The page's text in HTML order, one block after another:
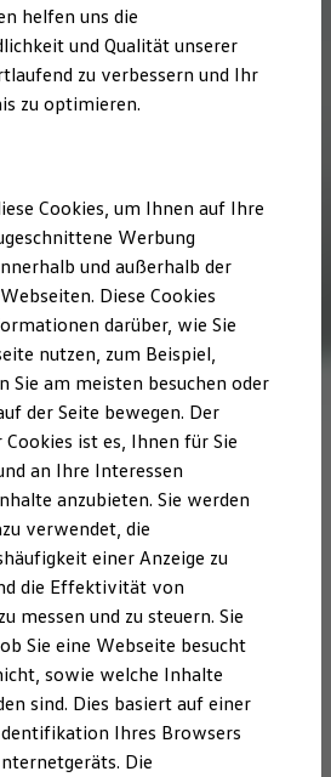
helfen uns die
und Qualität unserer
zu verbessern und Ihr
zu optimieren.
Cookies, um Ihnen auf Ihre
Werbung
und außerhalb der
Diese Cookies
darüber, wie Sie
nutzen, zum Beispiel,
Sie am meisten besuchen oder
der Seite bewegen. Der
Cookies ist es, Ihnen für Sie
an Ihre Interessen
anzubieten. Sie werden
verwendet, die
einer Anzeige zu
die Effektivität von
messen und zu steuern. Sie
Sie eine Webseite besucht
sowie welche Inhalte
sind. Dies basiert auf einer
Ihres Browsers
Die